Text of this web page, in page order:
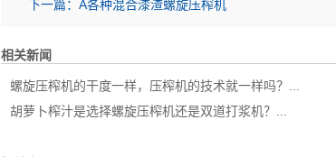
下一篇： A各种混合漆渣螺旋压榨机
相关新闻
螺旋压榨机的干度一样，压榨机的技术就一样吗？...
胡萝卜榨汁是选择螺旋压榨机还是双道打浆机？...